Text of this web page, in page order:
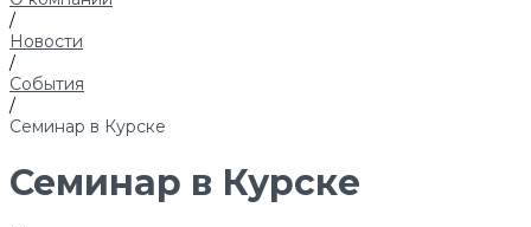
/
Новости
/
События
/
Семинар в Курске
Семинар в Курске